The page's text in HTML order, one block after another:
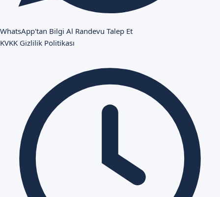
WhatsApp'tan Bilgi Al Randevu Talep Et
KVKK Gizlilik Politikası